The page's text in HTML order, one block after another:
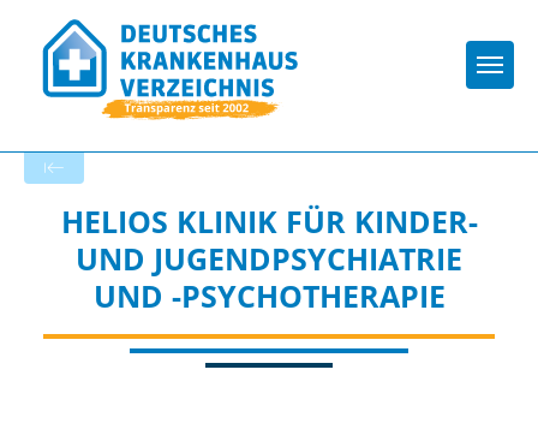
HELIOS KLINIK FÜR KINDER-
UND JUGENDPSYCHIATRIE
UND -PSYCHOTHERAPIE